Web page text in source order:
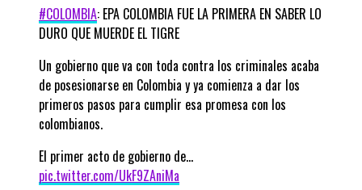
#COLOMBIA: EPA COLOMBIA FUE LA PRIMERA EN SABER LO
DURO QUE MUERDE EL TIGRE
Un gobierno que va con toda contra los criminales acaba
de posesionarse en Colombia y ya comienza a dar los
primeros pasos para cumplir esa promesa con los
colombianos.
El primer acto de gobierno de…
pic.twitter.com/UkF9ZAniMa